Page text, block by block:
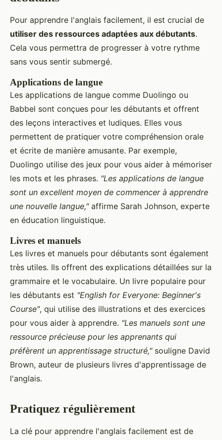
Pour apprendre l'anglais facilement, il est crucial de
utiliser des ressources adaptées aux débutants.
Cela vous permettra de progresser à votre rythme
sans vous sentir submergé.
Applications de langue
Les applications de langue comme Duolingo ou
Babbel sont conçues pour les débutants et offrent
des leçons interactives et ludiques. Elles vous
permettent de pratiquer votre compréhension orale
et écrite de manière amusante. Par exemple,
Duolingo utilise des jeux pour vous aider à mémoriser
les mots et les phrases. "Les applications de langue
sont un excellent moyen de commencer à apprendre
une nouvelle langue,"affirme Sarah Johnson, experte
en éducation linguistique.
Livres et manuels
Les livres et manuels pour débutants sont également
très utiles. Ils offrent des explications détaillées sur la
grammaire et le vocabulaire. Un livre populaire pour
les débutants est "English for Everyone: Beginner's
Course", qui utilise des illustrations et des exercices
pour vous aider à apprendre. "Les manuels sont une
ressource précieuse pour les apprenants qui
préfèrent un apprentissage structuré,"souligne David
Brown, auteur de plusieurs livres d'apprentissage de
l'anglais.
Pratiquez régulièrement
La clé pour apprendre l'anglais facilement est de